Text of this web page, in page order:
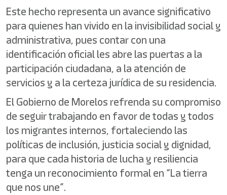
Este hecho representa un avance significativo
para quienes han vivido en la invisibilidad social y
administrativa, pues contar con una
identificación oficial les abre las puertas a la
participación ciudadana, a la atención de
servicios y a la certeza jurídica de su residencia.
El Gobierno de Morelos refrenda su compromiso
de seguir trabajando en favor de todas y todos
los migrantes internos, fortaleciendo las
políticas de inclusión, justicia social y dignidad,
para que cada historia de lucha y resiliencia
tenga un reconocimiento formal en “La tierra
que nos une”.